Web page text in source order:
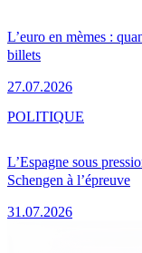
L’euro en mèmes :
billets
27.07.2026
L’Espagne sous
Schengen à l’épreuve
31.07.2026
POLITIQUE